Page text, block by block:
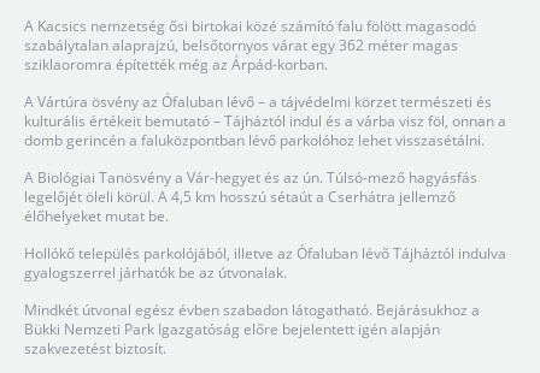
A Kacsics nemzetség ősi birtokai közé számító falu fölött magasodó
szabálytalan alaprajzú, belsőtornyos várat egy 362 méter magas
sziklaoromra építették még az Árpád-korban.
A Vártúra ösvény az Ófaluban lévő – a tájvédelmi körzet természeti és
kulturális értékeit bemutató – Tájháztól indul és a várba visz föl, onnan a
domb gerincén a faluközpontban lévő parkolóhoz lehet visszasétálni.
A Biológiai Tanösvény a Vár-hegyet és az ún. Túlsó-mező hagyásfás
legelőjét öleli körül. A 4,5 km hosszú sétaút a Cserhátra jellemző
élőhelyeket mutat be.
Hollókő település parkolójából, illetve az Ófaluban lévő Tájháztól indulva
gyalogszerrel járhatók be az útvonalak.
Mindkét útvonal egész évben szabadon látogatható. Bejárásukhoz a
Bükki Nemzeti Park Igazgatóság előre bejelentett igén alapján
szakvezetést biztosít.